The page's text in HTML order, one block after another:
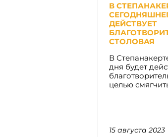
В
ДЕЙСТВУЕТ
СТОЛОВАЯ
В
дня будет
целью
15 августа 2023